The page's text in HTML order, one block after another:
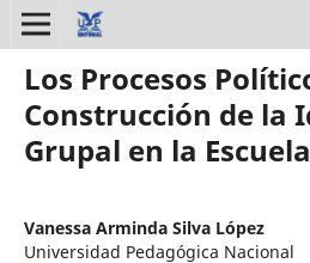
Los Procesos
Construcción de la
Grupal en la Escuela
Vanessa Arminda Silva López
Universidad Pedagógica Nacional